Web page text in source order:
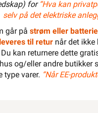
for “Hva kan
selv på det elektriske
går på strøm eller
til returnår det ikke
Du kan returnere dette
og/eller andre butikker
type varer. “Når EE-